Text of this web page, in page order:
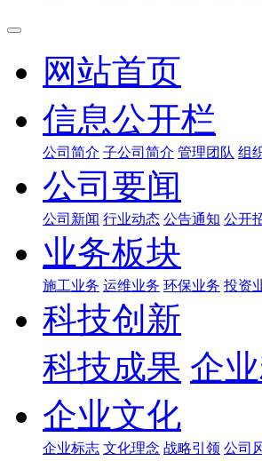
网站首页
信息公开栏
公司简介 子公司简介 管理团队 组
公司要闻
公司新闻 行业动态 公告通知 公开
业务板块
施工业务 运维业务 环保业务 投资
科技创新
科技成果 企
企业文化
企业标志 文化理念 战略引领 公司